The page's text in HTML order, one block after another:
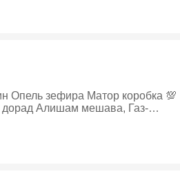
дорад Алишам мешава, Газ-